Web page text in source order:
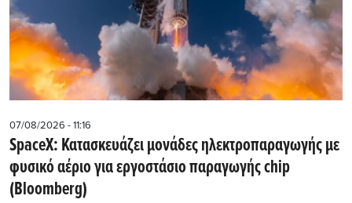
07/08/2026 - 11:16
SpaceX: Κατασκευάζει μονάδες ηλεκτροπαραγωγής με
φυσικό αέριο για εργοστάσιο παραγωγής chip
(Bloomberg)